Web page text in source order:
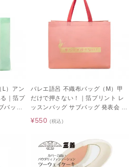
L）アン
｜箔プ
バッグ
バレエ語呂 不織布バッグ（M）甲
だけで押さない！｜箔プリント レ
ッスンバッグ サブバッグ 発表会 プ
チギフト
¥550 (税込)